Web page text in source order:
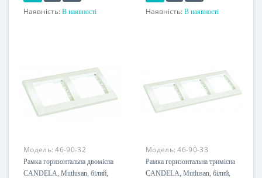
Наявність: В наявності
Напруга живлення
230 V
Наявність: В наявності
Модель:46-90-32
Рамка горизонтальна двомісна
CANDELA, Mutlusan, білий,
Модель:46-90-33
Рамка горизонтальна тримісна
CANDELA, Mutlusan, білий,